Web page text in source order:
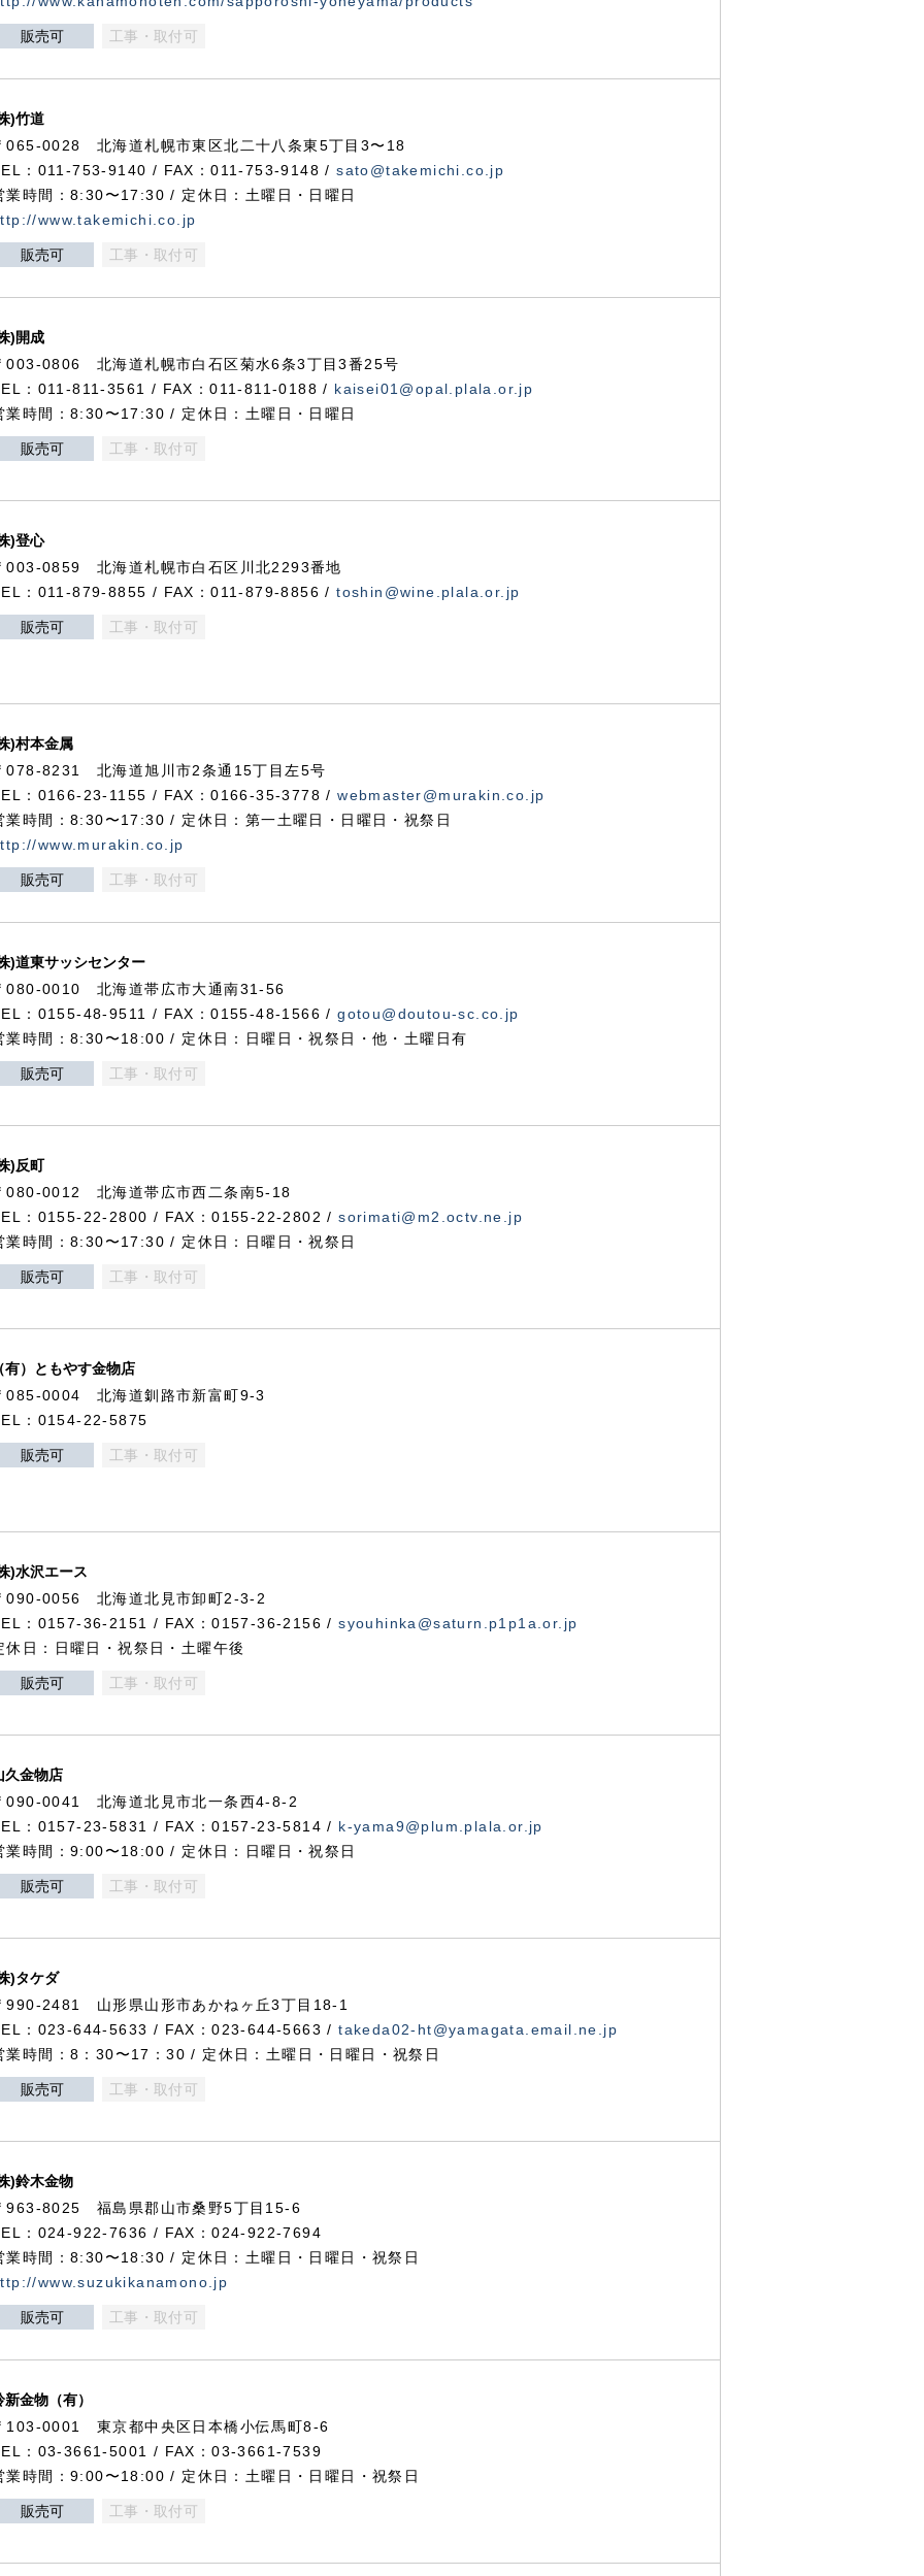
販売可 工事・取付可
)竹道
065-0028 北海道札幌市東区北二十八条東5丁目3〜18
：011-753-9140 / FAX：011-753-9148 /sato@takemichi.co.jp
業時間：8:30〜17:30 / 定休日：土曜日・日曜日
www.takemichi.co.jp
販売可 工事・取付可
)開成
003-0806 北海道札幌市白石区菊水6条3丁目3番25号
：011-811-3561 / FAX：011-811-0188 / kaisei01@opal.plala.or.jp
業時間：8:30〜17:30 / 定休日：土曜日・日曜日
販売可 工事・取付可
)登心
003-0859 北海道札幌市白石区川北2293番地
：011-879-8855 / FAX：011-879-8856 /toshin@wine.plala.or.jp
販売可 工事・取付可
)村本金属
078-8231 北海道旭川市2条通15丁目左5号
：0166-23-1155 / FAX：0166-35-3778 /webmaster@murakin.co.jp
業時間：8:30〜17:30 / 定休日：第一土曜日・日曜日・祝祭日
www.murakin.co.jp
販売可 工事・取付可
)道東サッシセンター
080-0010 北海道帯広市大通南31-56
：0155-48-9511 / FAX：0155-48-1566 /gotou@doutou-sc.co.jp
業時間：8:30〜18:00 / 定休日：日曜日・祝祭日・他・土曜日有
販売可 工事・取付可
)反町
080-0012 北海道帯広市西二条南5-18
：0155-22-2800 / FAX：0155-22-2802 /sorimati@m2.octv.ne.jp
業時間：8:30〜17:30 / 定休日：日曜日・祝祭日
販売可 工事・取付可
有）ともやす金物店
085-0004 北海道釧路市新富町9-3
：0154-22-5875
販売可 工事・取付可
)水沢エース
090-0056 北海道北見市卸町2-3-2
：0157-36-2151 / FAX：0157-36-2156 /syouhinka@saturn.p1p1a.or.jp
休日：日曜日・祝祭日・土曜午後
販売可 工事・取付可
久金物店
090-0041 北海道北見市北一条西4-8-2
：0157-23-5831 / FAX：0157-23-5814 / k-yama9@plum.plala.or.jp
業時間：9:00〜18:00 / 定休日：日曜日・祝祭日
販売可 工事・取付可
)タケダ
990-2481 山形県山形市あかねヶ丘3丁目18-1
：023-644-5633 / FAX：023-644-5663 /takeda02-ht@yamagata.email.ne.jp
業時間：8：30〜17：30 / 定休日：土曜日・日曜日・祝祭日
販売可 工事・取付可
)鈴木金物
963-8025 福島県郡山市桑野5丁目15-6
：024-922-7636 / FAX：024-922-7694
業時間：8:30〜18:30 / 定休日：土曜日・日曜日・祝祭日
www.suzukikanamono.jp
販売可 工事・取付可
新金物（有）
103-0001 東京都中央区日本橋小伝馬町8-6
：03-3661-5001 / FAX：03-3661-7539
業時間：9:00〜18:00 / 定休日：土曜日・日曜日・祝祭日
販売可 工事・取付可